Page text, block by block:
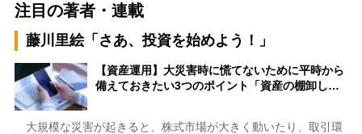
注目の著者・連載
藤川里絵「さあ、投資を始めよう！」
【資産運用】大災害時に慌てないために平時から
備えておきたい3つのポイント「資産の棚卸し…
大規模な災害が起きると、株式市場が大きく動いたり、取引環